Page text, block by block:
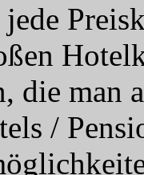
die
/